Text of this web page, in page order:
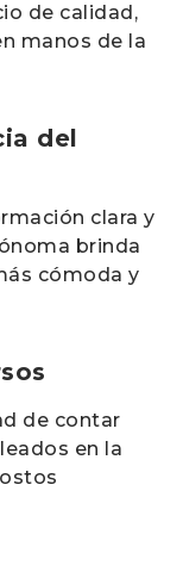
de calidad,
manos de la
del
clara y
brinda
cómoda y
de contar
en la